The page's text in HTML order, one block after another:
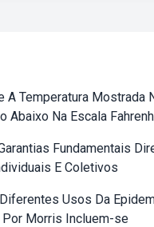
A Temperatura Mostrada
Abaixo Na Escala
Fundamentais
E Coletivos
Usos Da
Morris Incluem-se